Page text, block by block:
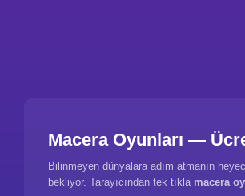
Macera Oyunları —
Bilinmeyen dünyalara adım atmanın
bekliyor. Tarayıcından tek tıkla macera